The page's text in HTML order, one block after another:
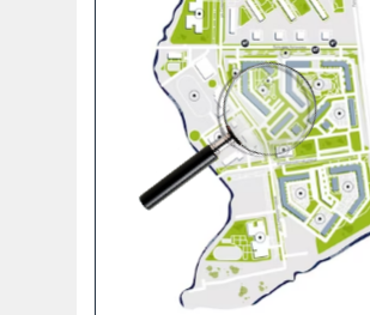
Укажите количество гектар, 1 га = 10 000
Линейный объект